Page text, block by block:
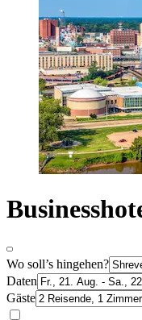
Wo soll’s hingehen?
Daten
Gäste